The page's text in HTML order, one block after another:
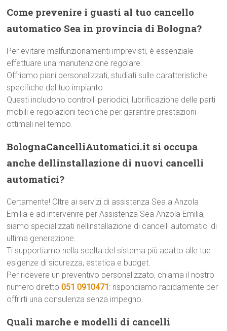
Come prevenire i guasti al tuo cancello
automatico Sea in provincia di Bologna?
Per evitare malfunzionamenti imprevisti, è essenziale
effettuare una manutenzione regolare.
Offriamo piani personalizzati, studiati sulle caratteristiche
specifiche del tuo impianto.
Questi includono controlli periodici, lubrificazione delle parti
mobili e regolazioni tecniche per garantire prestazioni
ottimali nel tempo.
BolognaCancelliAutomatici.it si occupa
anche dellinstallazione di nuovi cancelli
automatici?
Certamente! Oltre ai servizi di assistenza Sea a Anzola
Emilia e ad intervenire per Assistenza Sea Anzola Emilia,
siamo specializzati nellinstallazione di cancelli automatici di
ultima generazione.
Ti supportiamo nella scelta del sistema più adatto alle tue
esigenze di sicurezza, estetica e budget.
Per ricevere un preventivo personalizzato, chiama il nostro
numero diretto051 0910471: rispondiamo rapidamente per
offrirti una consulenza senza impegno.
Quali marche e modelli di cancelli